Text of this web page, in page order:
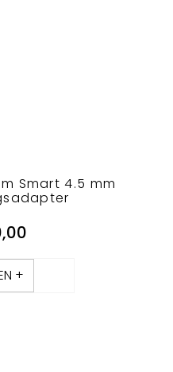
Smart 4.5 mm
+